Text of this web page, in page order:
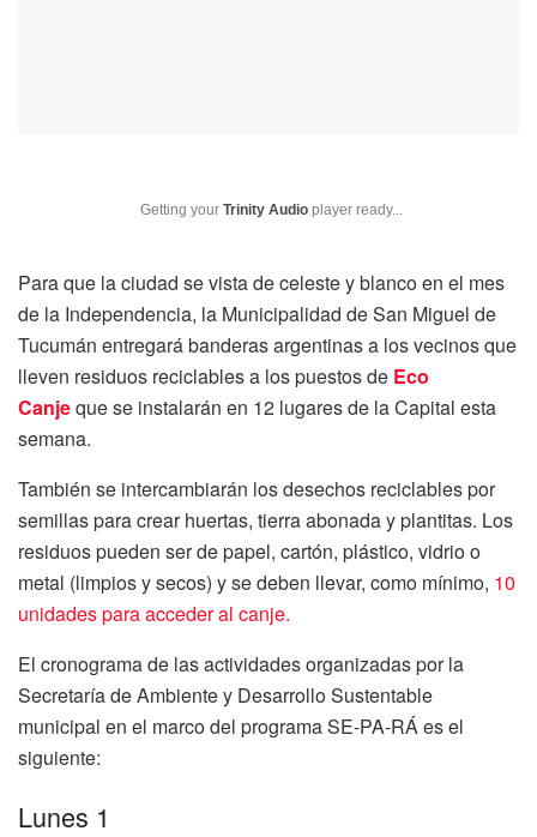
Getting your Trinity Audio player ready...
Para que la ciudad se vista de celeste y blanco en el mes
de la Independencia, la Municipalidad de San Miguel de
Tucumán entregará banderas argentinas a los vecinos que
lleven residuos reciclables a los puestos de Eco
Canjeque se instalarán en 12 lugares de la Capital esta
semana.
También se intercambiarán los desechos reciclables por
semillas para crear huertas, tierra abonada y plantitas. Los
residuos pueden ser de papel, cartón, plástico, vidrio o
metal (limpios y secos) y se deben llevar, como mínimo, 10
unidades para acceder al canje.
El cronograma de las actividades organizadas por la
Secretaría de Ambiente y Desarrollo Sustentable
municipal en el marco del programa SE-PA-RÁ es el
siguiente:
Lunes 1